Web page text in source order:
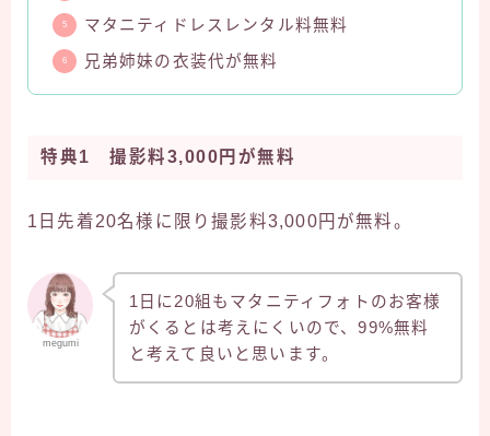
マタニティドレスレンタル料無料
兄弟姉妹の衣装代が無料
特典1 撮影料3,000円が無料
1日先着20名様に限り撮影料3,000円が無料。
megumi
1日に20組もマタニティフォトのお客様
がくるとは考えにくいので、99%無料
と考えて良いと思います。